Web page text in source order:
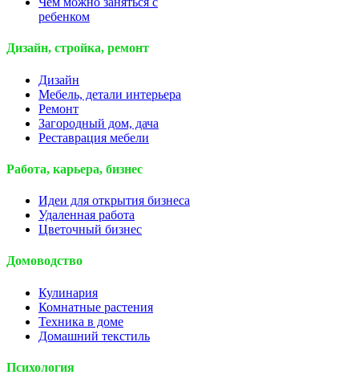
ребенком
Дизайн, стройка, ремонт
Дизайн
Мебель, детали интерьера
Ремонт
Загородный дом, дача
Реставрация мебели
Работа, карьера, бизнес
Идеи для открытия бизнеса
Удаленная работа
Цветочный бизнес
Домоводство
Кулинария
Комнатные растения
Техника в доме
Домашний текстиль
Психология